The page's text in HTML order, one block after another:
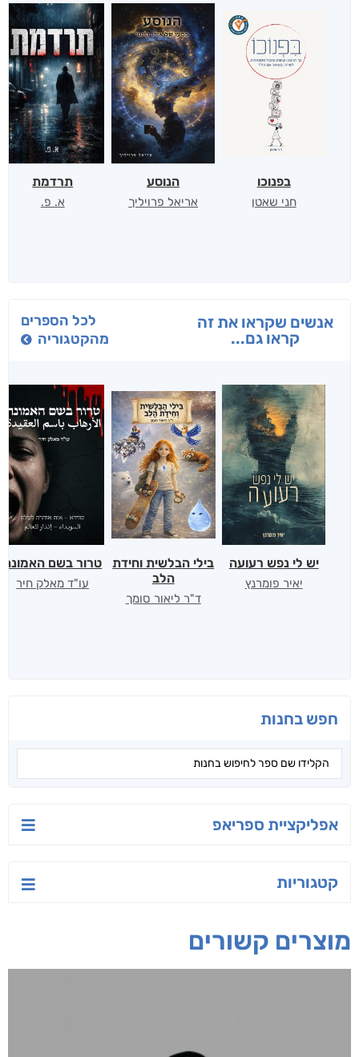
חפש בחנות
אפליקציית ספריאפ
קטגוריות
בפנוכו
חני שאטן
הנוסע
אריאל פרויליך
תרדמת
א. פ.
אנשים שקראו את זה
קראו גם...
לכל הספרים
מהקטגוריה
יש לי נפש רעועה
יאיר פומרנץ
בילי הבלשית וחידת
הלב
ד"ר ליאור סומך
טרור בשם האמונה
עו"ד מאלק חיר
מוצרים קשורים